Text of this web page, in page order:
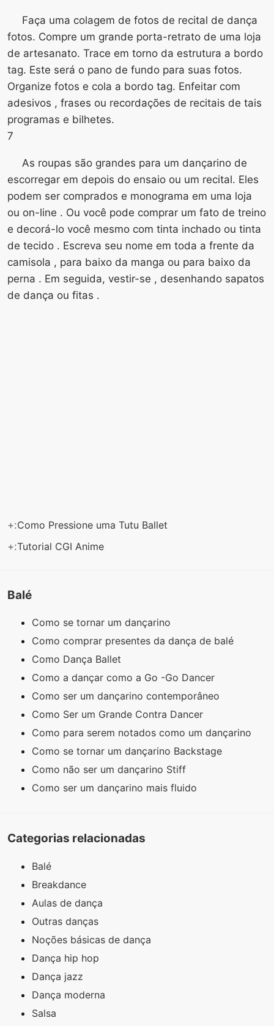
Faça uma colagem de fotos de recital de dança
fotos. Compre um grande porta-retrato de uma loja
de artesanato. Trace em torno da estrutura a bordo
tag. Este será o pano de fundo para suas fotos.
Organize fotos e cola a bordo tag. Enfeitar com
adesivos , frases ou recordações de recitais de tais
programas e bilhetes.
7
As roupas são grandes para um dançarino de
escorregar em depois do ensaio ou um recital. Eles
podem ser comprados e monograma em uma loja
ou on-line . Ou você pode comprar um fato de treino
e decorá-lo você mesmo com tinta inchado ou tinta
de tecido . Escreva seu nome em toda a frente da
camisola , para baixo da manga ou para baixo da
perna . Em seguida, vestir-se , desenhando sapatos
de dança ou fitas .
+:Como Pressione uma Tutu Ballet
+:Tutorial CGI Anime
Balé
Como se tornar um dançarino
Como comprar presentes da dança de balé
Como Dança Ballet
Como a dançar como a Go -Go Dancer
Como ser um dançarino contemporâneo
Como Ser um Grande Contra Dancer
Como para serem notados como um dançarino
Como se tornar um dançarino Backstage
Como não ser um dançarino Stiff
Como ser um dançarino mais fluido
Categorias relacionadas
Balé
Breakdance
Aulas de dança
Outras danças
Noções básicas de dança
Dança hip hop
Dança jazz
Dança moderna
Salsa